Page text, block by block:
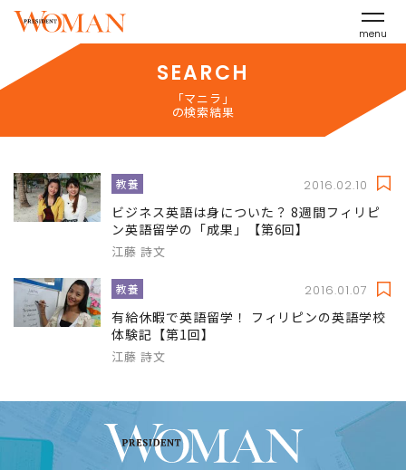
menu
SEARCH
「マニラ」
の検索結果
教養 2016.02.10
ビジネス英語は身についた？ 8週間フィリピ
ン英語留学の「成果」【第6回】
江藤 詩文
教養 2016.01.07
有給休暇で英語留学！ フィリピンの英語学校
体験記【第1回】
江藤 詩文